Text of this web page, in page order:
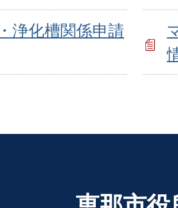
浄化槽関係申請